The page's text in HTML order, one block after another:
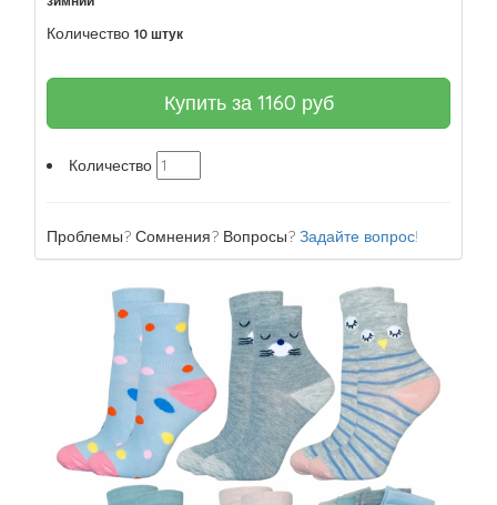
Количество 10 штук
Купить за 1160 руб
Количество
Проблемы? Сомнения? Вопросы? Задайте вопрос!